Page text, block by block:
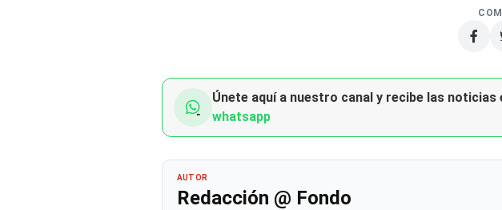
Únete aquí a nuestro canal y recibe las noticias
whatsapp
AUTOR
Redacción @ Fondo